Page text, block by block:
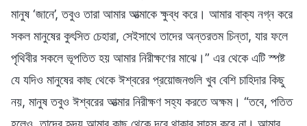
মানুষ ‘জানে’, তবুও তারা আমার আত্মাকে ক্ষুব্ধ করে। আমার বাক্য নগ্ন করে
সকল মানুষের কুৎসিত চেহারা, সেইসাথে তাদের অন্তরতম চিন্তা, যার ফলে
পৃথিবীর সকলে ভূপতিত হয় আমার নিরীক্ষণের মাঝে।” এর থেকে এটি স্পষ্ট
যে যদিও মানুষের কাছ থেকে ঈশ্বরের প্রয়োজনগুলি খুব বেশি চাহিদার কিছু
নয়, মানুষ তবুও ঈশ্বরের আত্মার নিরীক্ষণ সহ্য করতে অক্ষম। “তবে, পতিত